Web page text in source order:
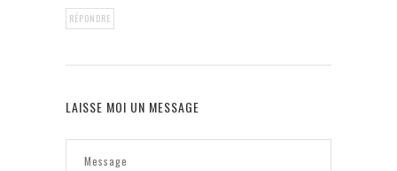
RÉPONDRE
LAISSE MOI UN MESSAGE